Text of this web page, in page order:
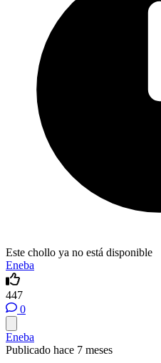
Este chollo ya no está disponible
Eneba
447
0
Eneba
Publicado hace 7 meses